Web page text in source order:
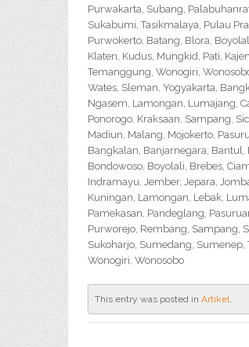
Purwakarta, Subang,
Sukabumi, Tasikmalaya, Pulau
Purwokerto, Batang, Blora,
Klaten, Kudus, Mungkid, Pati,
Temanggung, Wonogiri,
Wates, Sleman, Yogyakarta,
Ngasem, Lamongan, Lumajang,
Ponorogo, Kraksaan, Sampang,
Madiun, Malang, Mojokerto,
Bangkalan, Banjarnegara, Bantul,
Bondowoso, Boyolali, Brebes,
Indramayu, Jember, Jepara,
Kuningan, Lamongan, Lebak,
Pamekasan, Pandeglang,
Purworejo, Rembang, Sampang,
Sukoharjo, Sumedang, Sumenep,
Wonogiri, Wonosobo
This entry was posted in Artikel.